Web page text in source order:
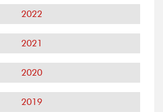
2022
2021
2020
2019